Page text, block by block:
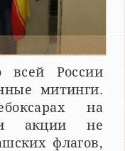
России
митинги.
на
акции не
флагов,